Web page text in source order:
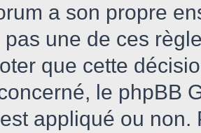
a son propre
pas une de ces
que cette
le phpBB
appliqué ou non.